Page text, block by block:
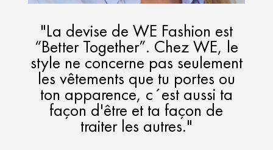
"La devise de WE Fashion est
“Better Together”. Chez WE, le
style ne concerne pas seulement
les vêtements que tu portes ou
ton apparence, c´est aussi ta
façon d'être et ta façon de
traiter les autres."